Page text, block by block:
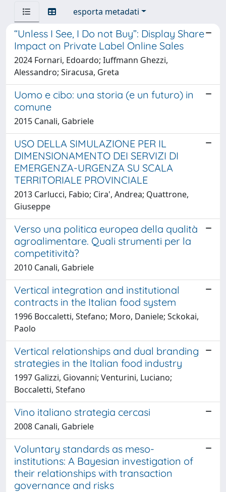
esporta metadati
“Unless I See, I Do not Buy”: Display Share
Impact on Private Label Online Sales
2024 Fornari, Edoardo; Iuffmann Ghezzi,
Alessandro; Siracusa, Greta
Uomo e cibo: una storia (e un futuro) in
comune
2015 Canali, Gabriele
USO DELLA SIMULAZIONE PER IL
DIMENSIONAMENTO DEI SERVIZI DI
EMERGENZA-URGENZA SU SCALA
TERRITORIALE PROVINCIALE
2013 Carlucci, Fabio; Cira', Andrea; Quattrone,
Giuseppe
Verso una politica europea della qualità
agroalimentare. Quali strumenti per la
competitività?
2010 Canali, Gabriele
Vertical integration and institutional
contracts in the Italian food system
1996 Boccaletti, Stefano; Moro, Daniele; Sckokai,
Paolo
Vertical relationships and dual branding
strategies in the Italian food industry
1997 Galizzi, Giovanni; Venturini, Luciano;
Boccaletti, Stefano
Vino italiano strategia cercasi
2008 Canali, Gabriele
Voluntary standards as meso-
institutions: A Bayesian investigation of
their relationships with transaction
governance and risks